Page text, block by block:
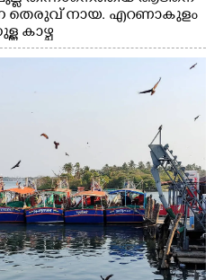
തെരുവ് നായ. എറണാകുളം
കാഴ്ച